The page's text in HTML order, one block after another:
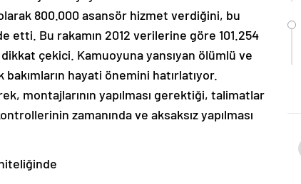
800.000 asansör hizmet verdiğini, bu
etti. Bu rakamın 2012 verilerine göre 101.254
çekici. Kamuoyuna yansıyan ölümlü ve
hayati önemini hatırlatıyor.
montajlarının yapılması gerektiği, talimatlar
zamanında ve aksaksız yapılması
niteliğinde